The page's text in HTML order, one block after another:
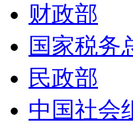
财政部
国家税务
民政部
中国社会